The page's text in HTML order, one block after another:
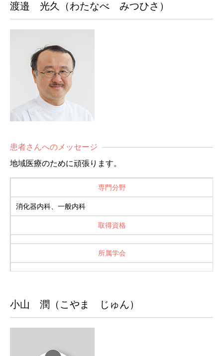
渡邉 光久（わたなべ みつひさ）
患者さんへのメッセージ
地域医療のために頑張ります。
専門分野
消化器内科、一般内科
取得資格
所属学会
小山 潤（こやま じゅん）